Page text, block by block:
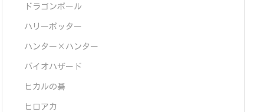
ドラゴンボール
ハリーポッター
ハンター×ハンター
バイオハザード
ヒカルの碁
ヒロアカ